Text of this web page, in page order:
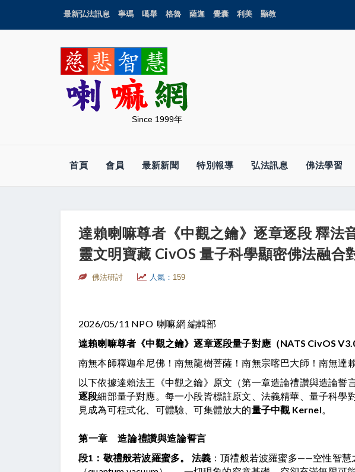
最新弘法訊息 寧瑪 噶舉 格魯 薩迦 覺囊 利美 顯教
Since 1999年
首頁 會員 最新新聞 特別報導 弘法訊息 佛法學習
達賴喇嘛尊者《中觀之鑰》逐章逐段 釋法
靈文明寶藏 CivOS 量子科學顯密佛法融合
佛法研討 人氣： 159
2026/05/11 NPO 喇嘛網 編輯部
達賴喇嘛尊者《中觀之鑰》逐章逐段量子對應（NATS CivOS
南無本師釋迦牟尼佛！南無龍樹菩薩！南無宗喀巴大師！南無達
以下依據達賴法王《中觀之鑰》原文（第一章造論禮讚與造論誓
逐段細部量子對應。每一小段皆標註原文、法義精華、量子科學
見成為可程式化、可體驗、可集體放大的量子中觀 Kernel。
第一章 造論禮讚與造論誓言
段1：敬禮般若波羅蜜多。
法義 ：頂禮般若波羅蜜多——空性智慧